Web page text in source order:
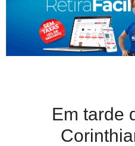
Em tarde